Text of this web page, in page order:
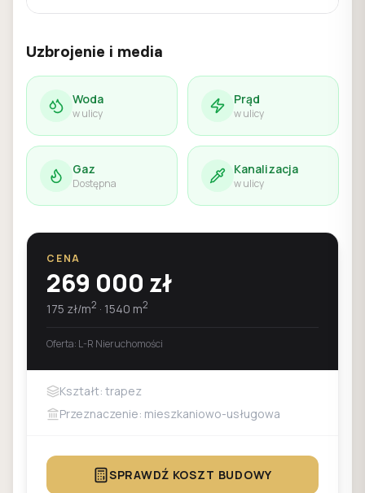
Uzbrojenie i media
Woda
w ulicy
Prąd
w ulicy
Gaz
Dostępna
Kanalizacja
w ulicy
CENA
269 000 zł
175 zł/m2 · 1540 m2
Oferta: L-R Nieruchomości
Kształt: trapez
Przeznaczenie: mieszkaniowo-usługowa
SPRAWDŹ KOSZT BUDOWY